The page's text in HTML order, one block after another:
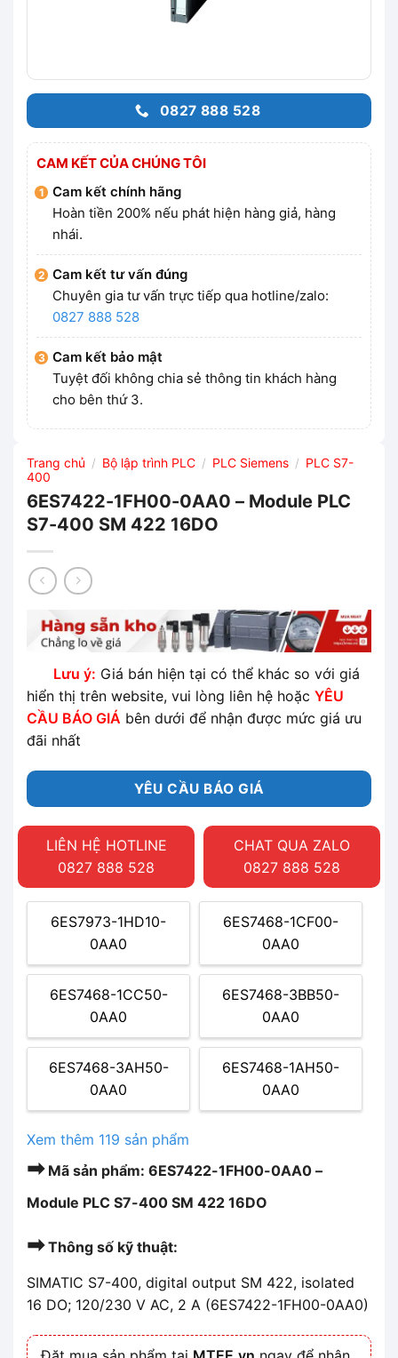
0827 888 528
CAM KẾT CỦA CHÚNG TÔI
Cam kết chính hãng
Hoàn tiền 200% nếu phát hiện hàng giả, hàng
nhái.
Cam kết tư vấn đúng
Chuyên gia tư vấn trực tiếp qua hotline/zalo:
0827 888 528
Cam kết bảo mật
Tuyệt đối không chia sẻ thông tin khách hàng
cho bên thứ 3.
Trang chủ / Bộ lập trình PLC / PLC Siemens / PLC S7-
400
6ES7422-1FH00-0AA0 – Module PLC
S7-400 SM 422 16DO
Lưu ý: Giá bán hiện tại có thể khác so với giá
hiển thị trên website, vui lòng liên hệ hoặc YÊU
CẦU BÁO GIÁ bên dưới để nhận được mức giá ưu
đãi nhất
YÊU CẦU BÁO GIÁ
LIÊN HỆ HOTLINE
0827 888 528
CHAT QUA ZALO
0827 888 528
6ES7973-1HD10-
0AA0
6ES7468-1CF00-
0AA0
6ES7468-1CC50-
0AA0
6ES7468-3BB50-
0AA0
6ES7468-3AH50-
0AA0
6ES7468-1AH50-
0AA0
Xem thêm 119 sản phẩm
➡Mã sản phẩm: 6ES7422-1FH00-0AA0 –
Module PLC S7-400 SM 422 16DO
➡Thông số kỹ thuật:
SIMATIC S7-400, digital output SM 422, isolated
16 DO; 120/230 V AC, 2 A (6ES7422-1FH00-0AA0)